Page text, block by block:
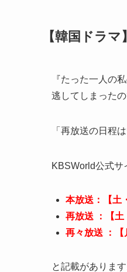
【韓国ドラ
『たった一人の
逃してしまったの
「再放送の日程
KBSWorld公式サ
本放送：【土
再放送 ：【
再々放送 ：
と記載があります